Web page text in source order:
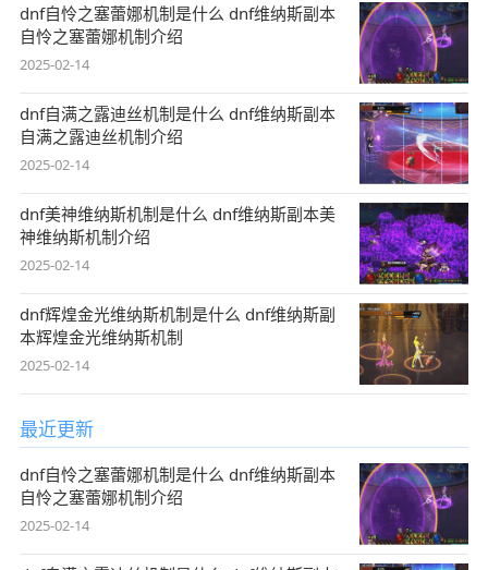
dnf自怜之塞蕾娜机制是什么 dnf维纳斯副本
自怜之塞蕾娜机制介绍
2025-02-14
dnf自满之露迪丝机制是什么 dnf维纳斯副本
自满之露迪丝机制介绍
2025-02-14
dnf美神维纳斯机制是什么 dnf维纳斯副本美
神维纳斯机制介绍
2025-02-14
dnf辉煌金光维纳斯机制是什么 dnf维纳斯副
本辉煌金光维纳斯机制
2025-02-14
最近更新
dnf自怜之塞蕾娜机制是什么 dnf维纳斯副本
自怜之塞蕾娜机制介绍
2025-02-14